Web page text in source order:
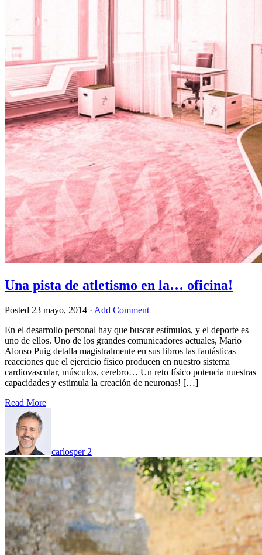
Una pista de atletismo en la… oficina!
Posted 23 mayo, 2014 · Add Comment
En el desarrollo personal hay que buscar estímulos, y el deporte es
uno de ellos. Uno de los grandes comunicadores actuales, Mario
Alonso Puig detalla magistralmente en sus libros las fantásticas
reacciones que el ejercicio físico producen en nuestro sistema
cardiovascular, músculos, cerebro… Un reto físico potencia nuestras
capacidades y estimula la creación de neuronas! […]
Read More
carlosper 2